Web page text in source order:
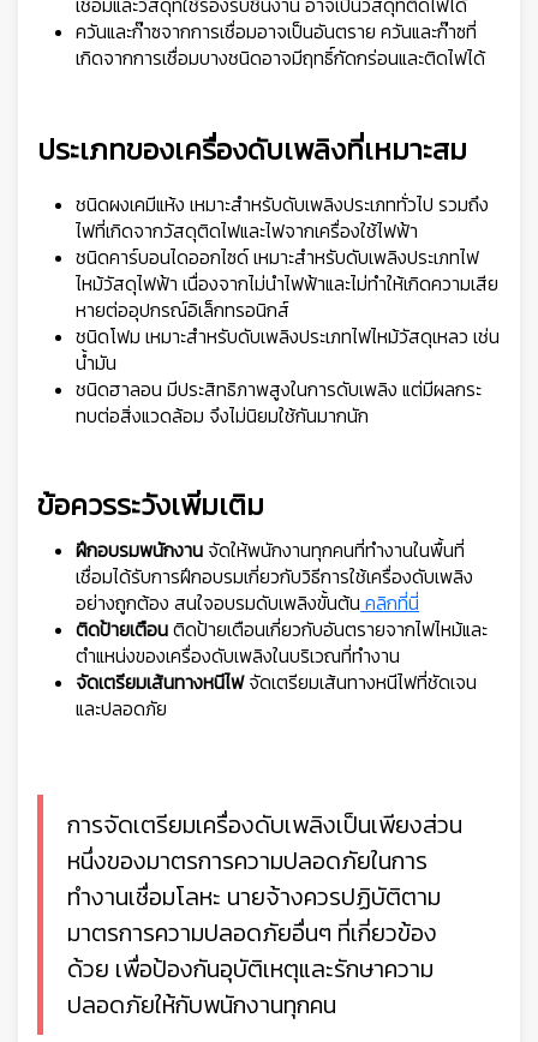
เชื่อมและวัสดุที่ใช้รองรับชิ้นงาน อาจเป็นวัสดุที่ติดไฟได้
ควันและก๊าซจากการเชื่อมอาจเป็นอันตราย ควันและก๊าซที่
เกิดจากการเชื่อมบางชนิดอาจมีฤทธิ์กัดกร่อนและติดไฟได้
ประเภทของเครื่องดับเพลิงที่เหมาะสม
ชนิดผงเคมีแห้ง เหมาะสำหรับดับเพลิงประเภททั่วไป รวมถึง
ไฟที่เกิดจากวัสดุติดไฟและไฟจากเครื่องใช้ไฟฟ้า
ชนิดคาร์บอนไดออกไซด์ เหมาะสำหรับดับเพลิงประเภทไฟ
ไหม้วัสดุไฟฟ้า เนื่องจากไม่นำไฟฟ้าและไม่ทำให้เกิดความเสีย
หายต่ออุปกรณ์อิเล็กทรอนิกส์
ชนิดโฟม เหมาะสำหรับดับเพลิงประเภทไฟไหม้วัสดุเหลว เช่น
น้ำมัน
ชนิดฮาลอน มีประสิทธิภาพสูงในการดับเพลิง แต่มีผลกระ
ทบต่อสิ่งแวดล้อม จึงไม่นิยมใช้กันมากนัก
ข้อควรระวังเพิ่มเติม
ฝึกอบรมพนักงาน จัดให้พนักงานทุกคนที่ทำงานในพื้นที่
เชื่อมได้รับการฝึกอบรมเกี่ยวกับวิธีการใช้เครื่องดับเพลิง
อย่างถูกต้อง สนใจอบรมดับเพลิงขั้นต้น คลิกที่นี่
ติดป้ายเตือนติดป้ายเตือนเกี่ยวกับอันตรายจากไฟไหม้และ
ตำแหน่งของเครื่องดับเพลิงในบริเวณที่ทำงาน
จัดเตรียมเส้นทางหนีไฟจัดเตรียมเส้นทางหนีไฟที่ชัดเจน
และปลอดภัย
การจัดเตรียมเครื่องดับเพลิงเป็นเพียงส่วน
หนึ่งของมาตรการความปลอดภัยในการ
ทำงานเชื่อมโลหะ นายจ้างควรปฏิบัติตาม
มาตรการความปลอดภัยอื่นๆ ที่เกี่ยวข้อง
ด้วย เพื่อป้องกันอุบัติเหตุและรักษาความ
ปลอดภัยให้กับพนักงานทุกคน